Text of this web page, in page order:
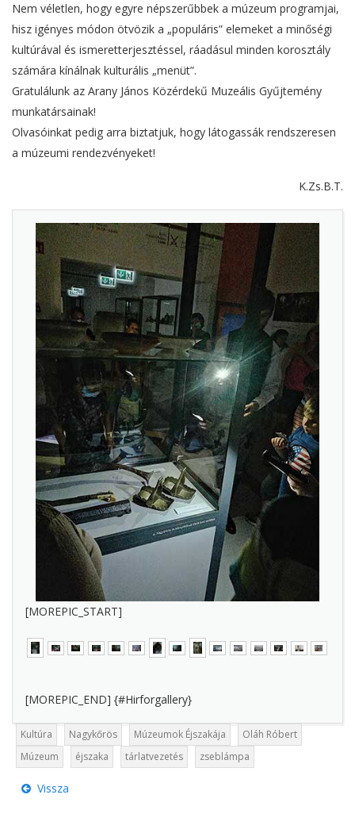
Nem véletlen, hogy egyre népszerűbbek a múzeum programjai,
hisz igényes módon ötvözik a „populáris” elemeket a minőségi
kultúrával és ismeretterjesztéssel, ráadásul minden korosztály
számára kínálnak kulturális „menüt”.
Gratulálunk az Arany János Közérdekű Muzeális Gyűjtemény
munkatársainak!
Olvasóinkat pedig arra biztatjuk, hogy látogassák rendszeresen
a múzeumi rendezvényeket!
K.Zs.B.T.
[MOREPIC_START]
[MOREPIC_END] {#Hirforgallery}
Kultúra Nagykőrös Múzeumok Éjszakája
Oláh Róbert
Múzeum
éjszaka tárlatvezetés zseblámpa
Vissza